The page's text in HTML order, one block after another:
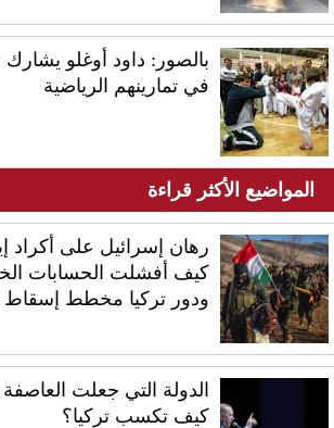
بالصور: داود أوغلو يشارك
في تمارينهم الرياضية
المواضيع الأكثر قراءة
رهان إسرائيل على أكراد
كيف أفشلت الحسابات
ودور تركيا مخطط إسقاط
الدولة التي جعلت العاصفة
كيف تكسب تركيا؟